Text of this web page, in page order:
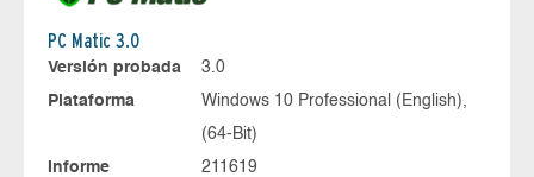
PC Matic 3.0
Versión probada
3.0
Plataforma
Windows 10 Professional (English),
(64-Bit)
Informe
211619